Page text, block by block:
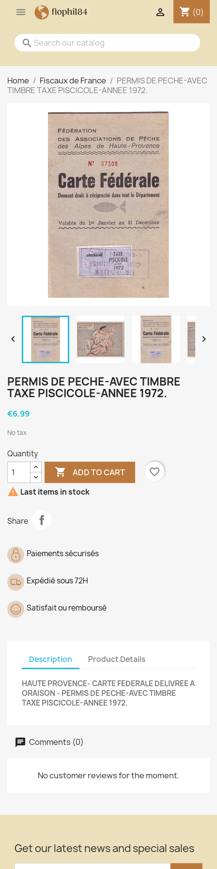
 shopping_cart (0)

search
Home Fiscaux de France
PERMIS DE PECHE-AVEC
TIMBRE TAXE PISCICOLE-ANNEE 1972.
 
PERMIS DE PECHE-AVEC TIMBRE
TAXE PISCICOLE-ANNEE 1972.
€6.99
No tax
Quantity
 ADD TO CART
favorite_border
 Last items in stock
Share
Paiements sécurisés
Expédié sous 72H
Satisfait ou remboursé
Description Product Details
HAUTE PROVENCE- CARTE FEDERALE DELIVREE A
ORAISON - PERMIS DE PECHE-AVEC TIMBRE
TAXE PISCICOLE-ANNEE 1972.
Comments (0)
No customer reviews for the moment.
Get our latest news and special sales